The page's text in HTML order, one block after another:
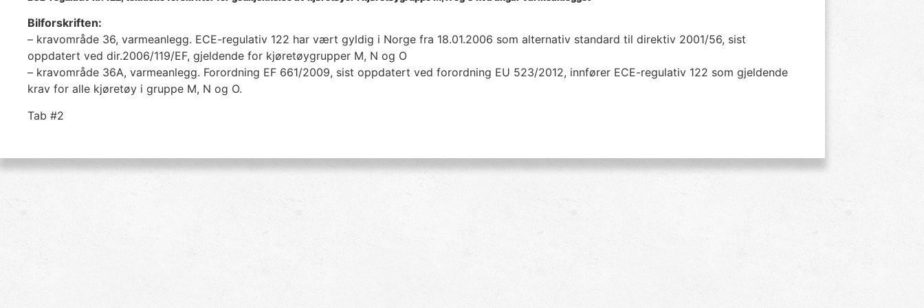
Bilforskriften:
– kravområde 36, varmeanlegg. ECE-regulativ 122 har vært gyldig i Norge fra 18.01.2006 som alternativ standard til direktiv 2001/56, sist
oppdatert ved dir.2006/119/EF, gjeldende for kjøretøygrupper M, N og O
– kravområde 36A, varmeanlegg. Forordning EF 661/2009, sist oppdatert ved forordning EU 523/2012, innfører ECE-regulativ 122 som gjeldende
krav for alle kjøretøy i gruppe M, N og O.
Tab #2